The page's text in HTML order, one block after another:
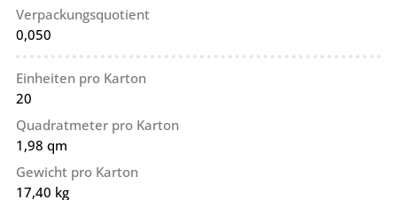
Verpackungsquotient
0,050
Einheiten pro Karton
20
Quadratmeter pro Karton
1,98 qm
Gewicht pro Karton
17,40 kg